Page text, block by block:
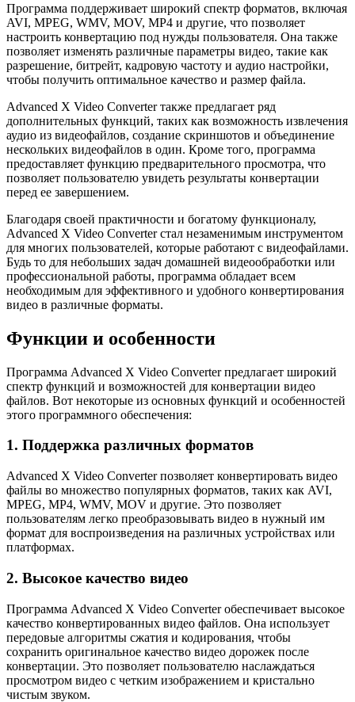
Программа поддерживает широкий спектр форматов, включая
AVI, MPEG, WMV, MOV, MP4 и другие, что позволяет
настроить конвертацию под нужды пользователя. Она также
позволяет изменять различные параметры видео, такие как
разрешение, битрейт, кадровую частоту и аудио настройки,
чтобы получить оптимальное качество и размер файла.
Advanced X Video Converter также предлагает ряд
дополнительных функций, таких как возможность извлечения
аудио из видеофайлов, создание скриншотов и объединение
нескольких видеофайлов в один. Кроме того, программа
предоставляет функцию предварительного просмотра, что
позволяет пользователю увидеть результаты конвертации
перед ее завершением.
Благодаря своей практичности и богатому функционалу,
Advanced X Video Converter стал незаменимым инструментом
для многих пользователей, которые работают с видеофайлами.
Будь то для небольших задач домашней видеообработки или
профессиональной работы, программа обладает всем
необходимым для эффективного и удобного конвертирования
видео в различные форматы.
Функции и особенности
Программа Advanced X Video Converter предлагает широкий
спектр функций и возможностей для конвертации видео
файлов. Вот некоторые из основных функций и особенностей
этого программного обеспечения:
1. Поддержка различных форматов
Advanced X Video Converter позволяет конвертировать видео
файлы во множество популярных форматов, таких как AVI,
MPEG, MP4, WMV, MOV и другие. Это позволяет
пользователям легко преобразовывать видео в нужный им
формат для воспроизведения на различных устройствах или
платформах.
2. Высокое качество видео
Программа Advanced X Video Converter обеспечивает высокое
качество конвертированных видео файлов. Она использует
передовые алгоритмы сжатия и кодирования, чтобы
сохранить оригинальное качество видео дорожек после
конвертации. Это позволяет пользователю наслаждаться
просмотром видео с четким изображением и кристально
чистым звуком.